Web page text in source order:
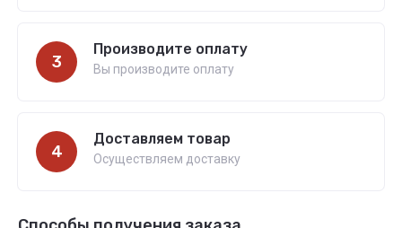
3
Производите оплату
Вы производите оплату
4
Доставляем товар
Осуществляем доставку